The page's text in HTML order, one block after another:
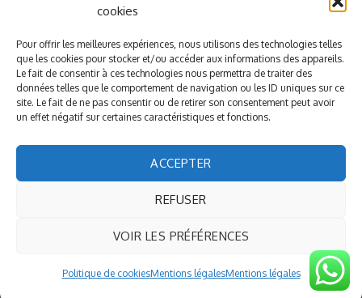
cookies
Pour offrir les meilleures expériences, nous utilisons des technologies telles
que les cookies pour stocker et/ou accéder aux informations des appareils.
Le fait de consentir à ces technologies nous permettra de traiter des
données telles que le comportement de navigation ou les ID uniques sur ce
site. Le fait de ne pas consentir ou de retirer son consentement peut avoir
un effet négatif sur certaines caractéristiques et fonctions.
ACCEPTER
REFUSER
VOIR LES PRÉFÉRENCES
Politique de cookiesMentions légalesMentions légales